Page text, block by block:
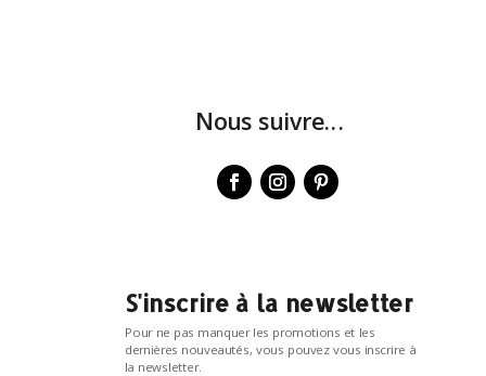
Nous suivre...
S'inscrire à la newsletter
Pour ne pas manquer les promotions et les
dernières nouveautés, vous pouvez vous inscrire à
la newsletter.